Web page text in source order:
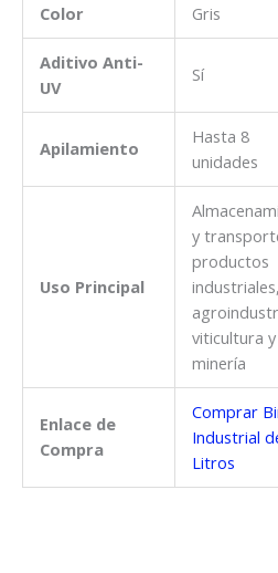
Color Gris
Aditivo Anti-
UV
Sí
Apilamiento
Hasta 8
unidades
Uso Principal
y
productos
industriales,
viticultura y
minería
Enlace de
Compra
Comprar
Industrial
Litros